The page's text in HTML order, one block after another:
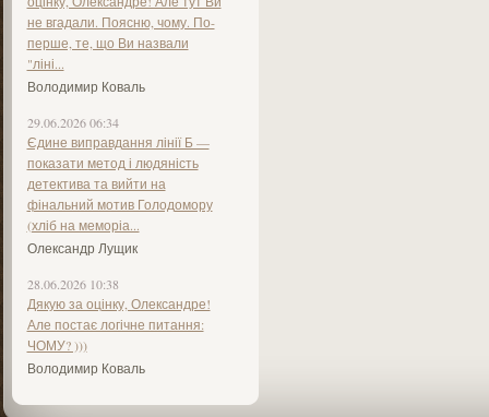
не вгадали. Поясню, чому. По-
перше, те, що Ви назвали
"ліні...
Володимир Коваль
29.06.2026 06:34
Єдине виправдання лінії Б —
показати метод і людяність
детектива та вийти на
фінальний мотив Голодомору
(хліб на меморіа...
Олександр Лущик
28.06.2026 10:38
Дякую за оцінку, Олександре!
Але постає логічне питання:
ЧОМУ? )))
Володимир Коваль